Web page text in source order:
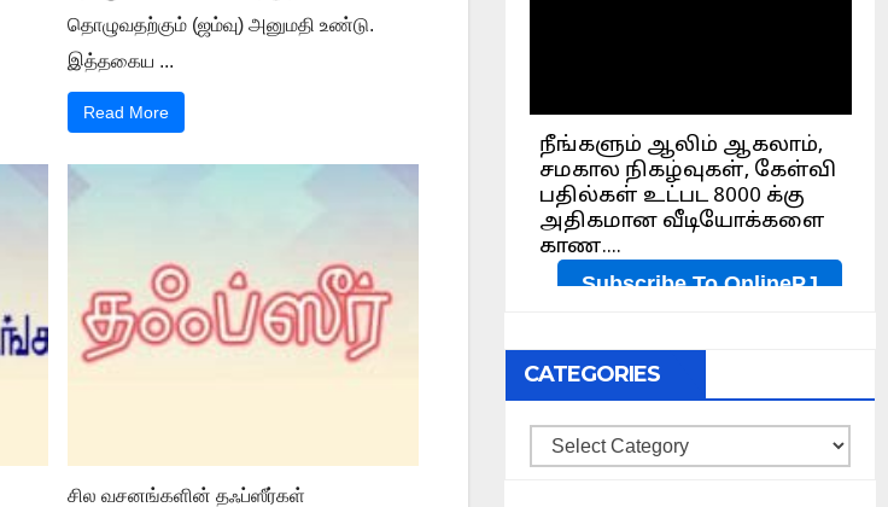
தொழுவதற்கும் (ஜம்வு) அனுமதி உண்டு.
இத்தகைய ...
Read More
சில வசனங்களின் தஃப்ஸீர்கள்
CATEGORIES
Categories